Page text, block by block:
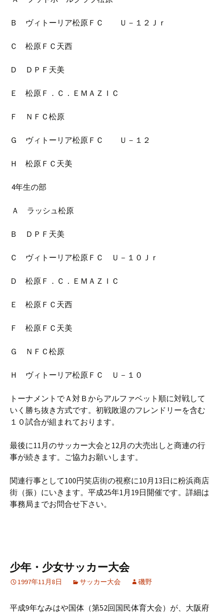
Ｂ ヴィトーリア松原ＦＣ Ｕ－１２Ｊｒ
Ｃ 松原ＦＣ天西
Ｄ ＤＰＦ天美
Ｅ 松原Ｆ．Ｃ．ＥＭＡＺＩＣ
Ｆ ＮＦＣ松原
Ｇ ヴィトーリア松原ＦＣ Ｕ－１２
Ｈ 松原ＦＣ天美
4年生の部
Ａ ラッシュ松原
Ｂ ＤＰＦ天美
Ｃ ヴィトーリア松原ＦＣ Ｕ－１０Ｊｒ
Ｄ 松原Ｆ．Ｃ．ＥＭＡＺＩＣ
Ｅ 松原ＦＣ天西
Ｆ 松原ＦＣ天美
Ｇ ＮＦＣ松原
Ｈ ヴィトーリア松原ＦＣ Ｕ－１０
トーナメントでＡ対Ｂからアルファベット順に対戦して
いく勝ち抜き方式です。初戦敗退のフレンドリーを含む
１０試合が組まれております。
最後に11月のサッカー大会と12月の大売出しと商連の行
事が続きます。ご協力お願いします。
関連行事として100円笑店街の視察に10月13日に粉浜商店
街（振）にいきます。平成25年1月19日開催です。詳細は
事務局までお問合せ下さい。
少年・少女サッカー大会
1997年11月8日 サッカー大会 磯野
平成9年なみはや国体（第52回国民体育大会）が、大阪府